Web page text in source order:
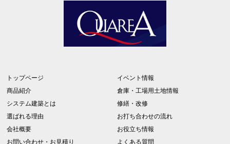
トップページ
商品紹介
システム建築とは
選ばれる理由
会社概要
お問い合わせ・お見積り
イベント情報
倉庫・工場用土地情報
修繕・改修
お打ち合わせの流れ
お役立ち情報
よくある質問